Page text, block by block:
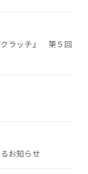
クラッチ』 第５回
お知らせ